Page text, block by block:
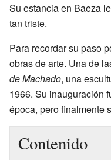
Su estancia en Baeza
tan triste.
Para recordar su paso
obras de arte. Una de
de Machado, una
1966. Su inauguración
época, pero finalmente
Contenido